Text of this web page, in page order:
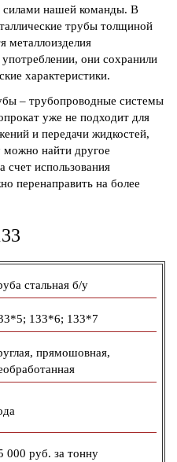
силами нашей команды. В
трубы толщиной
металлоизделия
они сохранили
характеристики.
– трубопроводные системы
уже не подходит для
и передачи жидкостей,
можно найти другое
счет использования
перенаправить на более
стальная б/у
133*6; 133*7
прямошовная,
000 руб. за тонну